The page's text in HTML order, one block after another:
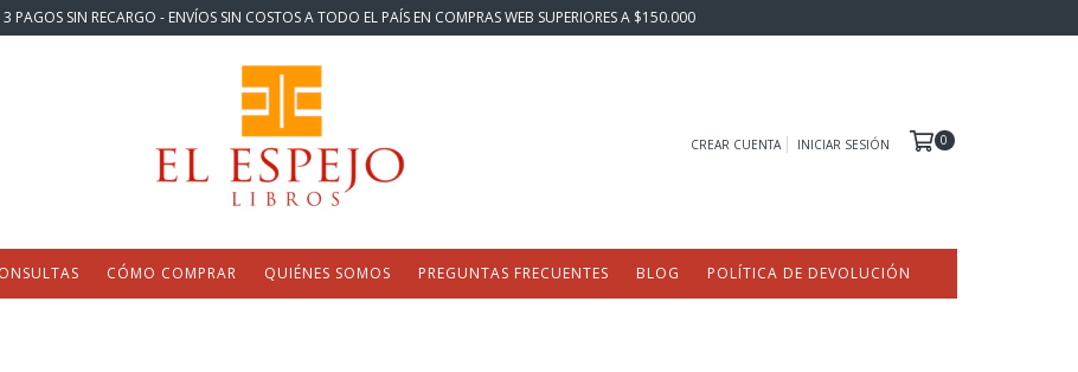
PAGOS SIN RECARGO - ENVÍOS SIN COSTOS A TODO EL PAÍS EN COMPRAS WEB SUPERIORES A $150.000
CREAR CUENTA INICIAR SESIÓN 0
CÓMO COMPRAR QUIÉNES SOMOS PREGUNTAS FRECUENTES BLOG POLÍTICA DE DEVOLUCIÓN